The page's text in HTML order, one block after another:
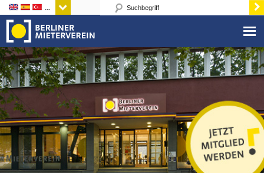
Sprachen